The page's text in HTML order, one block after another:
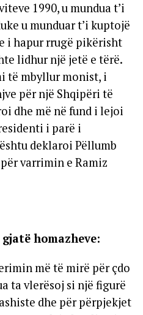
1990, u mundua t’i
u munduar t’i kuptojë
i hapur rrugë pikërisht
lidhur një jetë e tërë.
të mbyllur monist, i
për një Shqipëri të
dhe më në fund i lejoi
i parë i
deklaroi Pëllumb
varrimin e Ramiz
homazheve:
më të mirë për çdo
ta vlerësoj si një figurë
dhe për përpjekjet